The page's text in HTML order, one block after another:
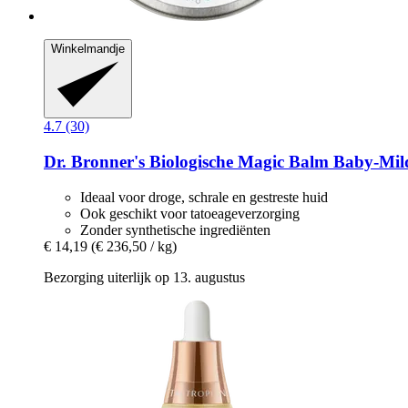
Winkelmandje
4.7 (30)
Dr. Bronner's Biologische Magic Balm Baby-​
Ideaal voor droge, schrale en gestreste huid
Ook geschikt voor tatoeageverzorging
Zonder synthetische ingrediënten
€ 14,19 (€ 236,50 / kg)
Bezorging uiterlijk op 13. augustus